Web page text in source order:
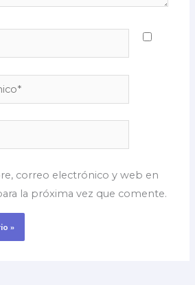
correo electrónico y web en
la próxima vez que comente.